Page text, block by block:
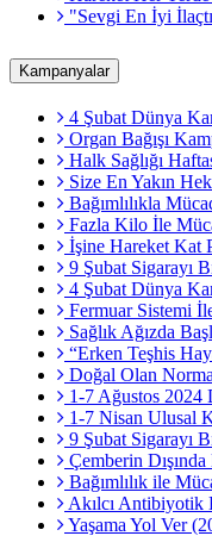
"Sevgi En İyi
Kampanyalar
4 Şubat Dünya
Organ Bağışı
Halk Sağlığı
Size En Yakın
Bağımlılıkla
Fazla Kilo İle
İşine Hareket Kat
9 Şubat Sigarayı
4 Şubat Dünya
Fermuar Sistemi
Sağlık Ağızda
“Erken Teşhis
Doğal Olan
1-7 Ağustos 2024
1-7 Nisan Ulusal
9 Şubat Sigarayı
Çemberin
Bağımlılık ile
Akılcı Antibiyotik
Yaşama Yol Ver